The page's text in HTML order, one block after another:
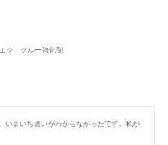
ク グルー強化剤
いまいち違いがわからなかったです。私が